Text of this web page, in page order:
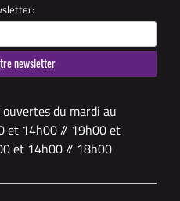
ouvertes du mardi au
et 14h00 // 19h00 et
et 14h00 // 18h00